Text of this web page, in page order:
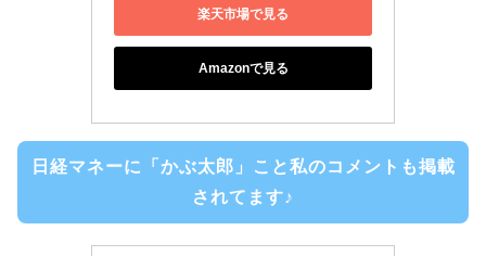
楽天市場で見る
Amazonで見る
日経マネーに「かぶ太郎」こと私のコメントも掲載
されてます♪